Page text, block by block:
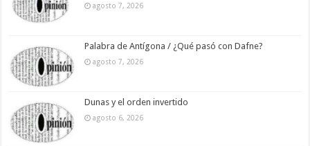
agosto 7, 2026
Palabra de Antígona / ¿Qué pasó con Dafne?
agosto 7, 2026
Dunas y el orden invertido
agosto 6, 2026